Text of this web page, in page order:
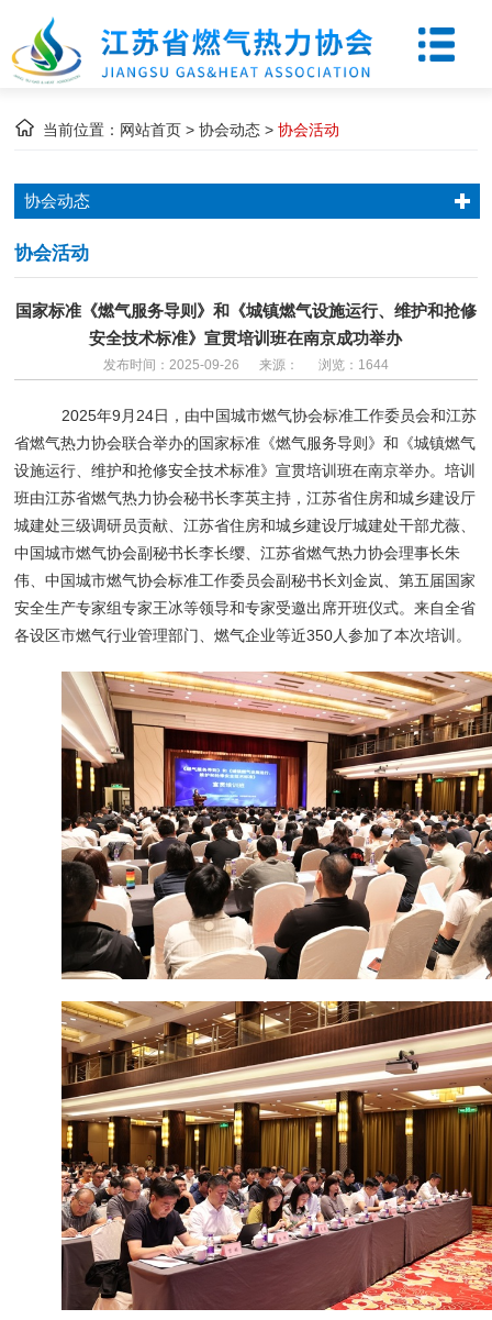
当前位置： 网站首页 >协会动态 >协会活动
协会动态
协会活动
国家标准《燃气服务导则》和《城镇燃气设施运行、维护和抢修
安全技术标准》宣贯培训班在南京成功举办
发布时间：2025-09-26 来源： 浏览：1644
2025年9月24日，由中国城市燃气协会标准工作委员会和江苏
省燃气热力协会联合举办的国家标准《燃气服务导则》和《城镇燃气
设施运行、维护和抢修安全技术标准》宣贯培训班在南京举办。培训
班由江苏省燃气热力协会秘书长李英主持，江苏省住房和城乡建设厅
城建处三级调研员贡献、江苏省住房和城乡建设厅城建处干部尤薇、
中国城市燃气协会副秘书长李长缨、江苏省燃气热力协会理事长朱
伟、中国城市燃气协会标准工作委员会副秘书长刘金岚、第五届国家
安全生产专家组专家王冰等领导和专家受邀出席开班仪式。来自全省
各设区市燃气行业管理部门、燃气企业等近350人参加了本次培训。